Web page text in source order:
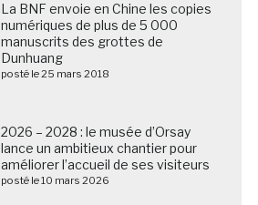
La BNF envoie en Chine les copies
numériques de plus de 5 000
manuscrits des grottes de
Dunhuang
posté le 25 mars 2018
2026 – 2028 : le musée d’Orsay
lance un ambitieux chantier pour
améliorer l’accueil de ses visiteurs
posté le 10 mars 2026